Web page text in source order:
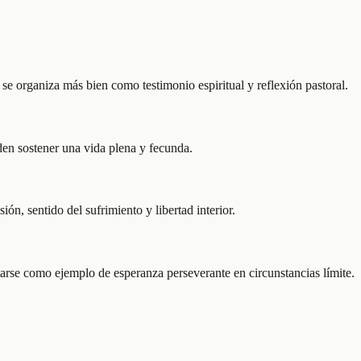
organiza más bien como testimonio espiritual y reflexión pastoral.
sostener una vida plena y fecunda.
sentido del sufrimiento y libertad interior.
como ejemplo de esperanza perseverante en circunstancias límite.